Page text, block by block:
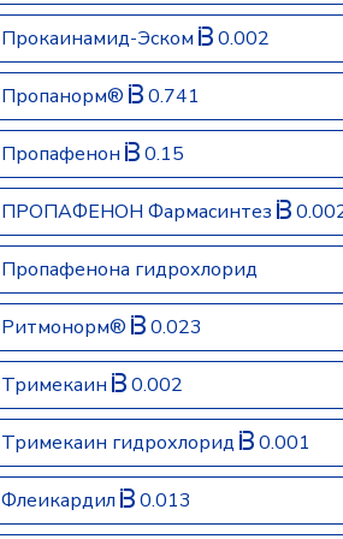
Прокаинамид-Эском 0.002
Пропанорм® 0.741
Пропафенон 0.15
ПРОПАФЕНОН Фармасинтез
Пропафенона гидрохлорид
Ритмонорм® 0.023
Тримекаин 0.002
Тримекаин гидрохлорид 0.001
Флеикардил 0.013